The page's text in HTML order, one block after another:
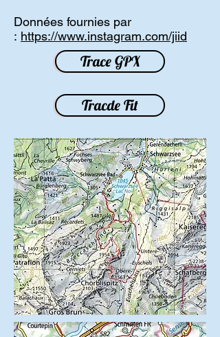
Données fournies par
: https://www.instagram.com/jiid
Trace GPX
Tracde Fit